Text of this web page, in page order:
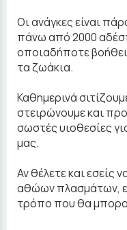
Οι ανάγκες είναι
πάνω από 2000
οποιαδήποτε
τα ζωάκια.
Καθημερινά
στειρώνουμε και
σωστές υιοθεσίες
μας.
Αν θέλετε και εσείς
αθώων πλασμάτων,
τρόπο που θα